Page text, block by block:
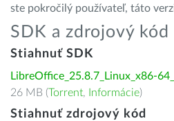
ste pokročilý používateľ, táto
SDK a zdrojový kód
Stiahnuť SDK
LibreOffice_25.8.7_Linux_x86-
26 MB (Torrent, Informácie)
Stiahnuť zdrojový kód